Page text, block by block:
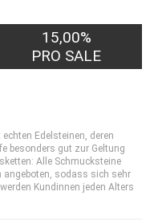
15,00%
PRO SALE
Edelsteinen, deren
besonders gut zur Geltung
Alle Schmucksteine
angeboten, sodass sich sehr
Kundinnen jeden Alters